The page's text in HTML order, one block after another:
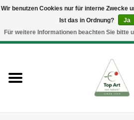
/BGN/
Neues
Wir benutzen Cookies nur für interne Zwecke
Ist das in Ordnung?
Ja
Für weitere Informationen beachten Sie bitte